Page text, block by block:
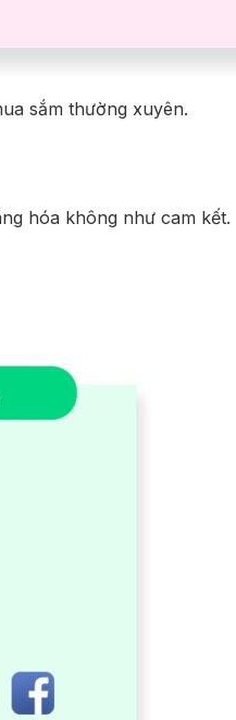
sắm thường xuyên.
hóa không như cam kết.